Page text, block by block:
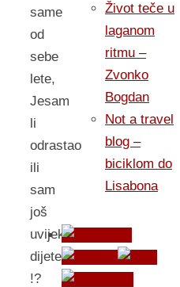
same
od
sebe
lete,
Jesam
li
odrastao
ili
sam
još
uvijek
dijete
!?
Život teče u
laganom
ritmu –
Zvonko
Bogdan
Not a travel
blog –
biciklom do
Lisabona